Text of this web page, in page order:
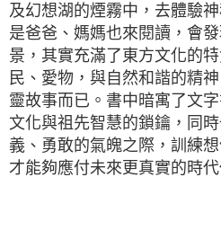
及幻想湖的煙霧中，去體驗
是爸爸、媽媽也來閱讀，會
景，其實充滿了東方文化的
民、愛物，與自然和諧的精
靈故事而已。書中暗寓了文
文化與祖先智慧的鎖鑰，同
義、勇敢的氣魄之際，訓練
才能夠應付未來更真實的時代